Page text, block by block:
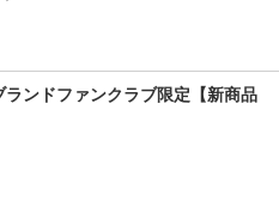
ランドファンクラブ限定【新商品